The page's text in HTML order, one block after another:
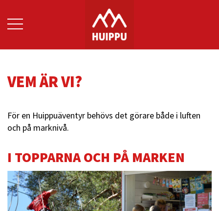
till
innehåll
VEM ÄR VI?
För en Huippuäventyr behövs det görare både i luften
och på marknivå.
I TOPPARNA OCH PÅ MARKEN